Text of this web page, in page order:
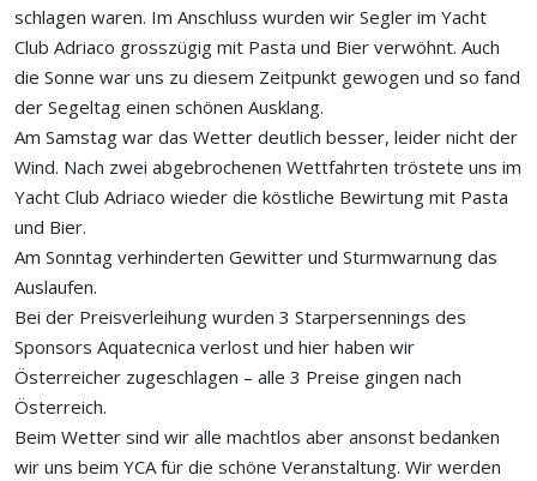
schlagen waren. Im Anschluss wurden wir Segler im Yacht
Club Adriaco grosszügig mit Pasta und Bier verwöhnt. Auch
die Sonne war uns zu diesem Zeitpunkt gewogen und so fand
der Segeltag einen schönen Ausklang.
Am Samstag war das Wetter deutlich besser, leider nicht der
Wind. Nach zwei abgebrochenen Wettfahrten tröstete uns im
Yacht Club Adriaco wieder die köstliche Bewirtung mit Pasta
und Bier.
Am Sonntag verhinderten Gewitter und Sturmwarnung das
Auslaufen.
Bei der Preisverleihung wurden 3 Starpersennings des
Sponsors Aquatecnica verlost und hier haben wir
Österreicher zugeschlagen – alle 3 Preise gingen nach
Österreich.
Beim Wetter sind wir alle machtlos aber ansonst bedanken
wir uns beim YCA für die schöne Veranstaltung. Wir werden